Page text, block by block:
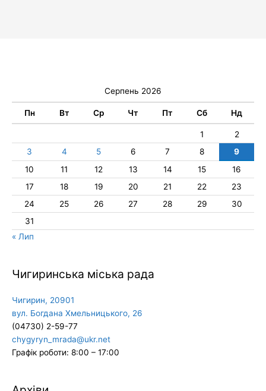
Серпень 2026
Пн Вт Ср Чт Пт Сб Нд
1
2
3
4 5 6 7 8
9
10
11 12 13 14 15
16
17
18 19 20 21 22
23
24
25 26 27 28 29
30
31
« Лип
Чигиринська міська рада
Чигирин, 20901
вул. Богдана Хмельницького, 26
(04730) 2-59-77
chygyryn_mrada@ukr.net
Графік роботи: 8:00 – 17:00
Архіви